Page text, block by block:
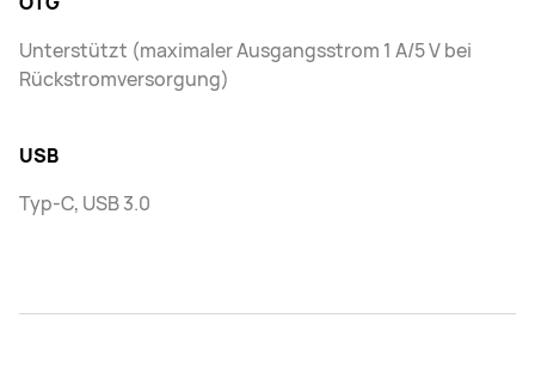
Unterstützt (maximaler Ausgangsstrom 1 A/5 V bei
Rückstromversorgung)
USB
Typ-C, USB 3.0